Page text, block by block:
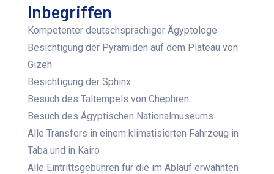
Inbegriffen
Kompetenter deutschsprachiger Ägyptologe
Besichtigung der Pyramiden auf dem Plateau von
Gizeh
Besichtigung der Sphinx
Besuch des Taltempels von Chephren
Besuch des Ägyptischen Nationalmuseums
Alle Transfers in einem klimatisierten Fahrzeug in
Taba und in Kairo
Alle Eintrittsgebühren für die im Ablauf erwähnten